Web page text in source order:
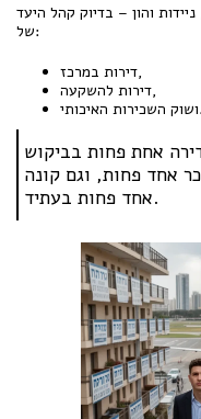
והון – בדיוק קהל היעד
של:
דירות במרכז,
דירות להשקעה,
ושוק השכירות האיכותי.
אחד פחות, וגם קונה
אחד פחות בעתיד.